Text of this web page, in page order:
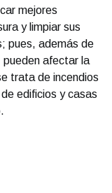
mejores
y limpiar sus
pues, además de
pueden afectar la
trata de incendios
edificios y casas